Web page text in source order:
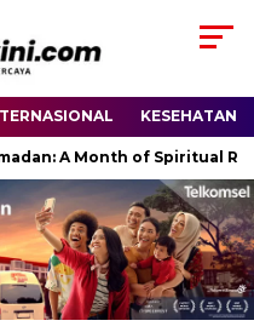
KESEHATAN
A Month of Spiritual